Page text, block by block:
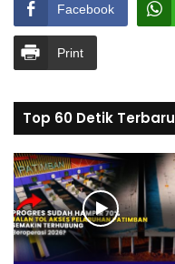
Facebook
Print
Top 60 Detik Terbaru